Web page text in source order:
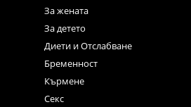
За жената
За детето
Диети и Отслабване
Бременност
Кърмене
Секс